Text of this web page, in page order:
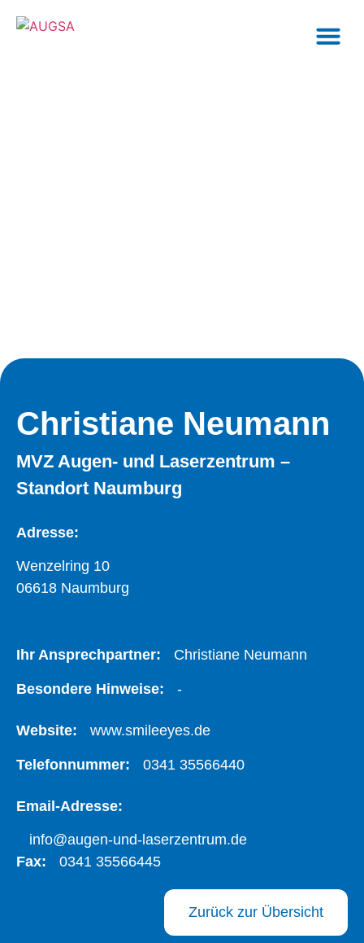
Christiane Neumann
MVZ Augen- und Laserzentrum –
Standort Naumburg
Adresse:
Wenzelring 10
06618 Naumburg
Ihr Ansprechpartner: Christiane Neumann
Besondere Hinweise: -
Website: www.smileeyes.de
Telefonnummer: 0341 35566440
Email-Adresse:
info@augen-und-laserzentrum.de
Fax:
0341 35566445
Zurück zur Übersicht